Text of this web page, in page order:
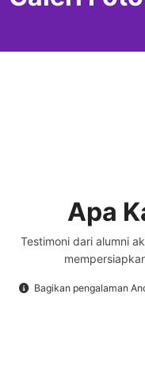
Apa
Testimoni dari alumni
Bagikan pengalaman